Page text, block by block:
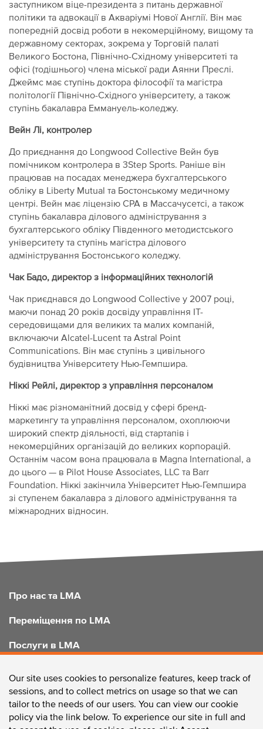
заступником віце-президента з питань державної
політики та адвокації в Акваріумі Нової Англії. Він має
попередній досвід роботи в некомерційному, вищому та
державному секторах, зокрема у Торговій палаті
Великого Бостона, Північно-Східному університеті та
офісі (тодішнього) члена міської ради Аянни Преслі.
Джеймс має ступінь доктора філософії та магістра
політології Північно-Східного університету, а також
ступінь бакалавра Еммануель-коледжу.
Вейн Лі, контролер
До приєднання до Longwood Collective Вейн був
помічником контролера в 3Step Sports. Раніше він
працював на посадах менеджера бухгалтерського
обліку в Liberty Mutual та Бостонському медичному
центрі. Вейн має ліцензію CPA в Массачусетсі, а також
ступінь бакалавра ділового адміністрування з
бухгалтерського обліку Південного методистського
університету та ступінь магістра ділового
адміністрування Бостонського коледжу.
Чак Бадо, директор з інформаційних технологій
Чак приєднався до Longwood Collective у 2007 році,
маючи понад 20 років досвіду управління ІТ-
середовищами для великих та малих компаній,
включаючи Alcatel-Lucent та Astral Point
Communications. Він має ступінь з цивільного
будівництва Університету Нью-Гемпшира.
Ніккі Рейлі, директор з управління персоналом
Ніккі має різноманітний досвід у сфері бренд-
маркетингу та управління персоналом, охоплюючи
широкий спектр діяльності, від стартапів і
некомерційних організацій до великих корпорацій.
Останнім часом вона працювала в Magna International, а
до цього — в Pilot House Associates, LLC та Barr
Foundation. Ніккі закінчила Університет Нью-Гемпшира
зі ступенем бакалавра з ділового адміністрування та
міжнародних відносин.
FOOTER
Про нас та LMA
Переміщення по LMA
Послуги в LMA
ЗВ'ЯЖІТЬСЯ З НАМИ
Our site uses cookies to personalize features, keep track of
sessions, and to collect metrics on usage so that we can
tailor to the needs of our users. You can view our cookie
policy via the link below. To experience our site in full and